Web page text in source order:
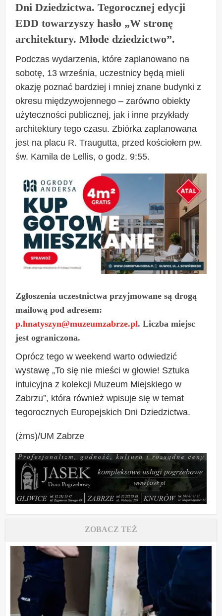
Dni Dziedzictwa. Tegorocznej edycji
EDD towarzyszy hasło „W stronę
architektury. Młode dziedzictwo”.
Podczas wydarzenia, które zaplanowano na
sobotę, 13 września, uczestnicy będą mieli
okazję poznać bardziej i mniej znane budynki z
okresu międzywojennego – zarówno obiekty
użyteczności publicznej, jak i inne przykłady
architektury tego czasu. Zbiórka zaplanowana
jest na placu R. Traugutta, przed kościołem pw.
św. Kamila de Lellis, o godz. 9:55.
Zgłoszenia uczestnictwa przyjmowane są drogą
mailową pod adresem:
p.hnatyszyn@muzeumzabrze.pl. Liczba miejsc
jest ograniczona.
Oprócz tego w weekend warto odwiedzić
wystawę „To się nie mieści w głowie! Sztuka
intuicyjna z kolekcji Muzeum Miejskiego w
Zabrzu”, która również wpisuje się w temat
tegorocznych Europejskich Dni Dziedzictwa.
(żms)/UM Zabrze
ZOBACZ TEŻ